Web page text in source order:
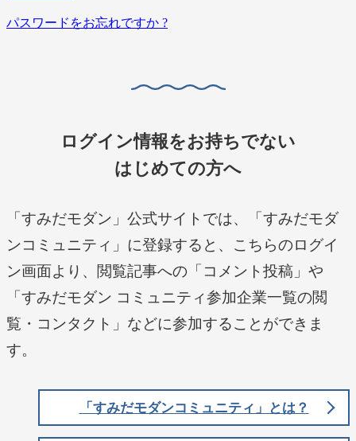
パスワードをお忘れですか ?
ログイン情報をお持ちでない
はじめての方へ
「すみだモダン」公式サイトでは、「すみだモダ
ンコミュニティ」に登録すると、こちらのログイ
ン画面より、閲覧記事への「コメント投稿」や
「すみだモダン コミュニティ参加企業一覧の閲
覧・コンタクト」などに参加することができま
す。
「すみだモダンコミュニティ」とは？